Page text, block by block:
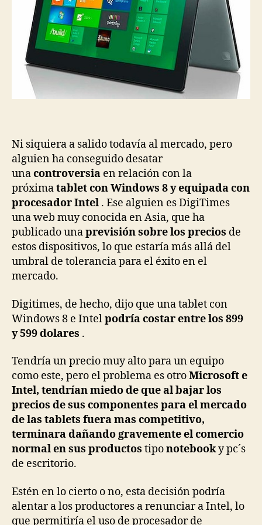
Ni siquiera a salido todavía al mercado, pero
alguien ha conseguido desatar
unacontroversia en relación con la
próximatablet con Windows 8 y equipada con
procesador Intel . Ese alguien es DigiTimes
una web muy conocida en Asia, que ha
publicado unaprevisión sobre los precios de
estos dispositivos, lo que estaría más allá del
umbral de tolerancia para el éxito en el
mercado.
Digitimes, de hecho, dijo que una tablet con
Windows 8 e Intelpodría costar entre los 899
y 599 dolares .
Tendría un precio muy alto para un equipo
como este, pero el problema es otroMicrosoft e
Intel, tendrían miedo de que al bajar los
precios de sus componentes para el mercado
de las tablets fuera mas competitivo,
terminara dañando gravemente el comercio
normal en sus productos tiponotebooky pc´s
de escritorio.
Estén en lo cierto o no, esta decisión podría
alentar a los productores a renunciar a Intel, lo
que permitiría el uso de procesador de